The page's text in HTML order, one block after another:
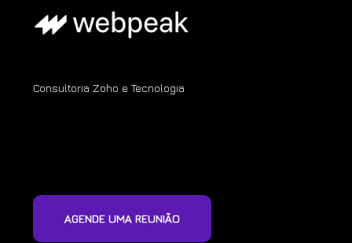
Consultoria Zoho e Tecnologia
AGENDE UMA REUNIÃO